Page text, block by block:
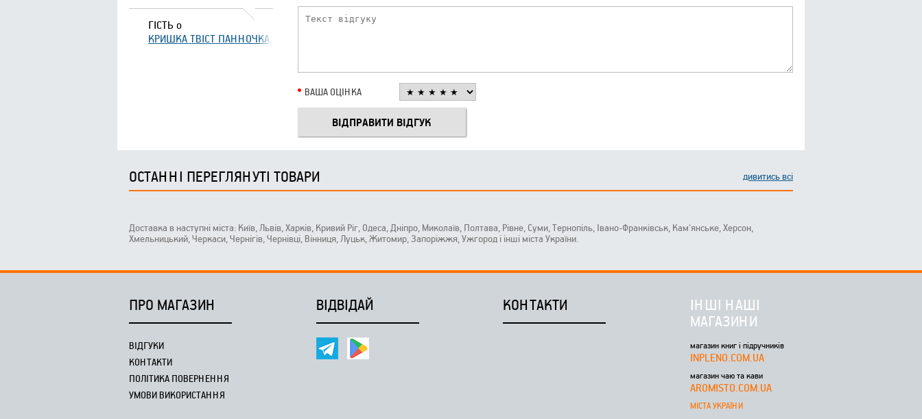
ГІСТЬ о
КРИШКА ТВІСТ ПАННОЧКА, ЩО ЗАКРУЧУЄТЬСЯ КОТИКИ (20ШТ/УП) ОФФ 82 ПАННОЧКА
ВАША ОЦІНКА
ОСТАННІ ПЕРЕГЛЯНУТІ ТОВАРИ дивитись всі
Доставка в наступні міста: Київ, Львів, Харків, Кривий Ріг, Одеса, Дніпро, Миколаїв, Полтава, Рівне, Суми, Тернопіль, Івано-Франківськ, Кам'янське, Херсон,
Хмельницький, Черкаси, Чернігів, Чернівці, Вінниця, Луцьк, Житомир, Запоріжжя, Ужгород і інші міста України.
ПРО МАГАЗИН
ВІДГУКИ
КОНТАКТИ
ПОЛІТИКА ПОВЕРНЕННЯ
УМОВИ ВИКОРИСТАННЯ
ВІДВІДАЙ КОНТАКТИ
ІНШІ НАШІ
МАГАЗИНИ
магазин книг і підручників
INPLENO.COM.UA
магазин чаю та кави
AROMISTO.COM.UA
МІСТА УКРАЇНИ